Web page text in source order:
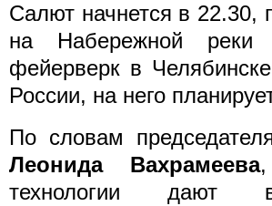
Салют начнется в 22.30,
на Набережной
фейерверк в
России, на него
По словам
Леонида Вахрамеева,
технологии дают